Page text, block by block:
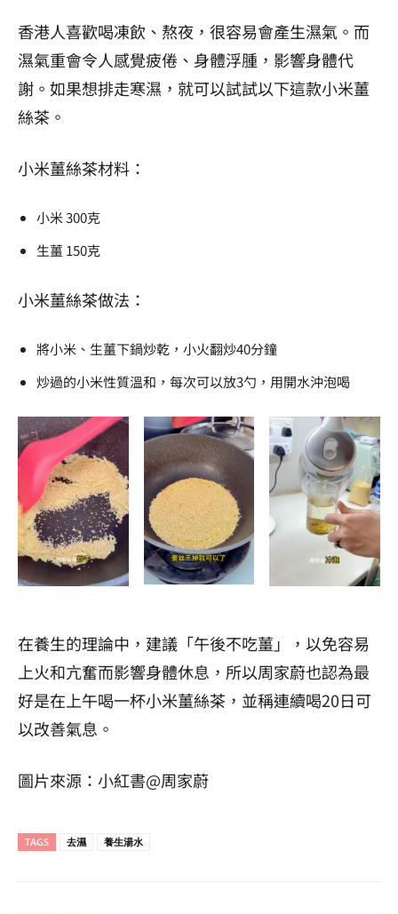
香港人喜歡喝凍飲、熬夜，很容易會產生濕氣。而
濕氣重會令人感覺疲倦、身體浮腫，影響身體代
謝。如果想排走寒濕，就可以試試以下這款小米薑
絲茶。
小米薑絲茶材料：
小米 300克
生薑 150克
小米薑絲茶做法：
將小米、生薑下鍋炒乾，小火翻炒40分鐘
炒過的小米性質溫和，每次可以放3勺，用開水沖泡喝
在養生的理論中，建議「午後不吃薑」，以免容易
上火和亢奮而影響身體休息，所以周家蔚也認為最
好是在上午喝一杯小米薑絲茶，並稱連續喝20日可
以改善氣息。
圖片來源：小紅書@周家蔚
TAGS 去濕 養生湯水